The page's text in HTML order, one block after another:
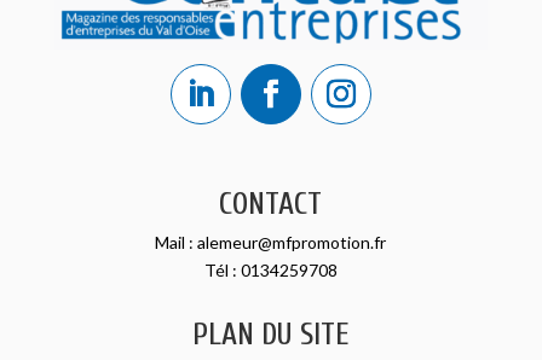
CONTACT
Mail :alemeur@mfpromotion.fr
Tél : 0134259708
PLAN DU SITE